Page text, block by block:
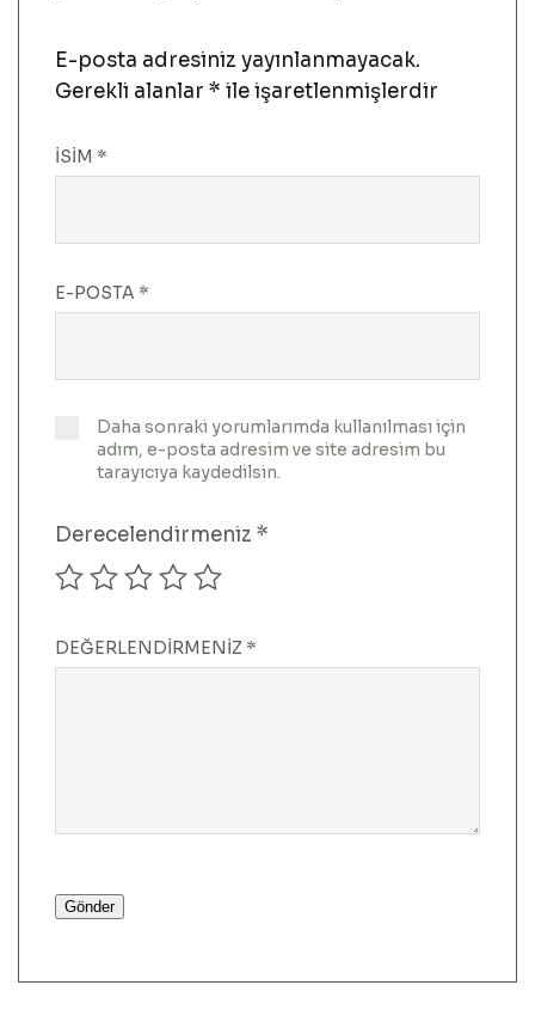
E-posta adresiniz yayınlanmayacak.
Gerekli alanlar * ile işaretlenmişlerdir
İSIM *
E-POSTA *
Daha sonraki yorumlarımda kullanılması için
adım, e-posta adresim ve site adresim bu
tarayıcıya kaydedilsin.
Derecelendirmeniz *
DEĞERLENDIRMENIZ *
Gönder